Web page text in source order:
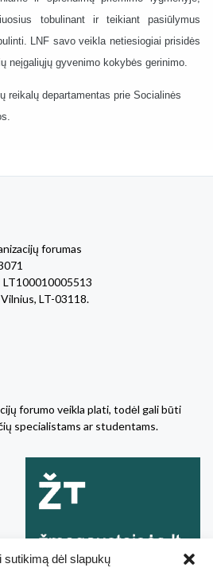
sutikimą dėl slapukų
tobulinant ir teikiant pasiūlymus
LNF savo veikla netiesiogiai prisidės
neįgaliųjų gyvenimo kokybės gerinimo.
reikalų departamentas prie Socialinės
forumas
LT100010005513
LT-03118.
forumo veikla plati, todėl gali būti
specialistams ar studentams.